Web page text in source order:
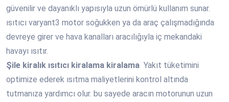
güvenilir ve dayanıklı yapısıyla uzun ömürlü kullanım sunar.
ısıtıcı varyant3 motor soğukken ya da araç çalışmadığında
devreye girer ve hava kanalları aracılığıyla iç mekandaki
havayı ısıtır.
Şile kiralık ısıtıcı kiralama kiralama Yakıt tüketimini
optimize ederek ısıtma maliyetlerini kontrol altında
tutmanıza yardımcı olur. bu sayede aracın motorunun uzun